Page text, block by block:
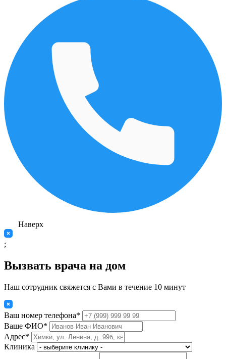
Наверх
;
Вызвать врача на дом
Наш сотрудник свяжется с Вами в течение 10 минут
Ваш номер телефона*
Ваше ФИО*
Адрес*
Клиника